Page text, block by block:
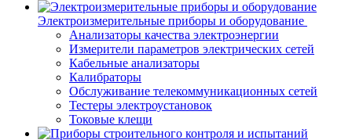
Электроизмерительные приборы и оборудование
Анализаторы качества электроэнергии
Измерители параметров электрических сетей
Кабельные анализаторы
Калибраторы
Обслуживание телекоммуникационных сетей
Тестеры электроустановок
Токовые клещи